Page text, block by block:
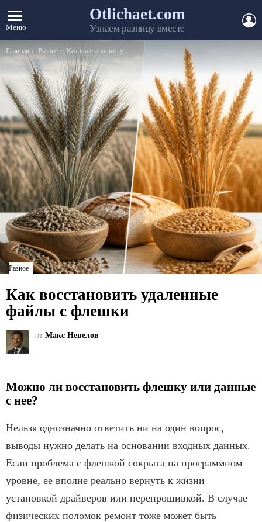
Меню
Otlichaet.com
Узнаем разницу вместе
Вы здесь:
Главная Разное Как восстановить удаленные файлы с флешки
Разное
Как восстановить удаленные
файлы с флешки
от Макс Невелов
Можно ли восстановить флешку или данные
с нее?
Нельзя однозначно ответить ни на один вопрос,
выводы нужно делать на основании входных данных.
Если проблема с флешкой сокрыта на программном
уровне, ее вполне реально вернуть к жизни
установкой драйверов или перепрошивкой. В случае
физических поломок ремонт тоже может быть